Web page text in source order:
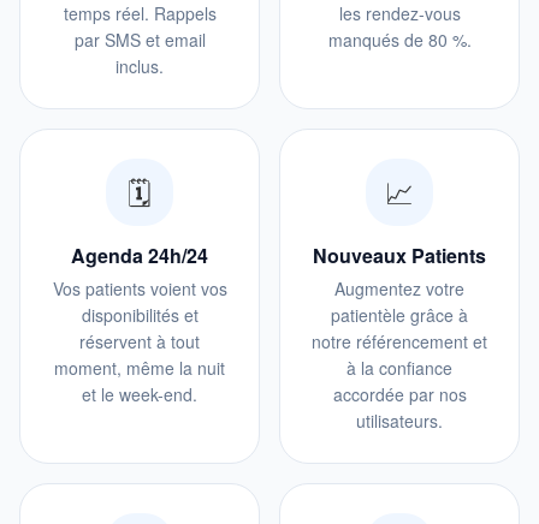
temps réel. Rappels
par SMS et email
inclus.
les rendez-vous
manqués de 80 %.
🗓️
Agenda 24h/24
Vos patients voient vos
disponibilités et
réservent à tout
moment, même la nuit
et le week-end.
📈
Nouveaux Patients
Augmentez votre
patientèle grâce à
notre référencement et
à la confiance
accordée par nos
utilisateurs.